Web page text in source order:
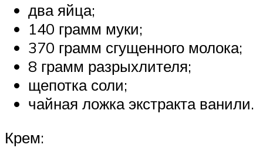
два яйца;
140 грамм муки;
370 грамм сгущенного молока;
8 грамм разрыхлителя;
щепотка соли;
чайная ложка экстракта ванили.
Крем: